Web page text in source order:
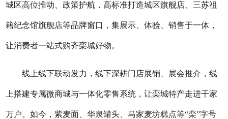
城区高位推动、政策护航，高标准打造城区旗舰店、三苏祖
籍纪念馆旗舰店等品牌窗口，集展示、体验、销售于一体，
让消费者一站式购齐栾城好物。
线上线下联动发力，线下深耕门店展销、展会推介，线
上搭建专属微商城与一体化零售系统，让栾城特产走进千家
万户。如今，紫麦面、华泉罐头、马家麦坊糕点等“栾”字号